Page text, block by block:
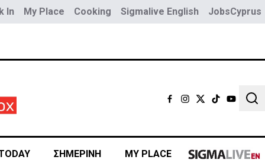
In My Place Cooking Sigmalive English JobsCyprus
ΣΗΜΕΡΙΝΗ MY PLACE